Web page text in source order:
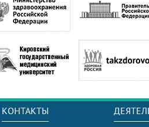
КОНТАКТЫ